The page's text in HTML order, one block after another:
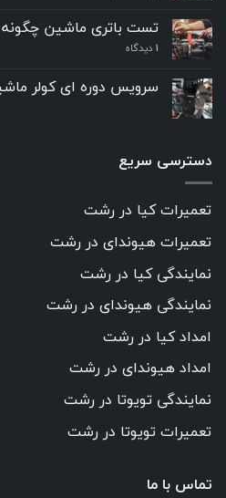
مهم
سر
مشکوک
در
تست باتری ماشین
۱ دیدگاه
سرویس دوره ای کولر
دسترسی سریع
تعمیرات کیا در رشت
تعمیرات هیوندای در رشت
نمایندگی کیا در رشت
نمایندگی هیوندای در رشت
امداد کیا در رشت
امداد هیوندای در رشت
نمایندگی تویوتا در رشت
تعمیرات تویوتا در رشت
تماس با ما